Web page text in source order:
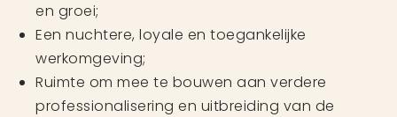
en groei;
Een nuchtere, loyale en toegankelijke
werkomgeving;
Ruimte om mee te bouwen aan verdere
professionalisering en uitbreiding van de